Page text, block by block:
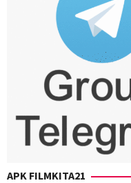
APK FILMKITA21